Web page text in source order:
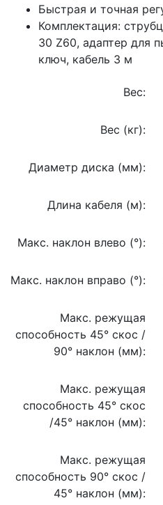
Быстрая и точная
Комплектация:
30 Z60, адаптер для
ключ, кабель 3 м
Вес:
Вес (кг):
Диаметр диска (мм):
Длина кабеля (м):
Макс. наклон влево (°):
Макс. наклон вправо (°):
Макс. режущая
способность 45° cкос /
90° наклон (мм):
Макс. режущая
способность 45° cкос
/45° наклон (мм):
Макс. режущая
способность 90° cкос /
45° наклон (мм):